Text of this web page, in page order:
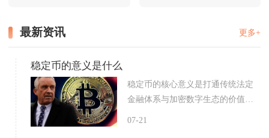
最新资讯 更多+
稳定币的意义是什么
稳定币的核心意义是打通传统法定
金融体系与加密数字生态的价值
07-21